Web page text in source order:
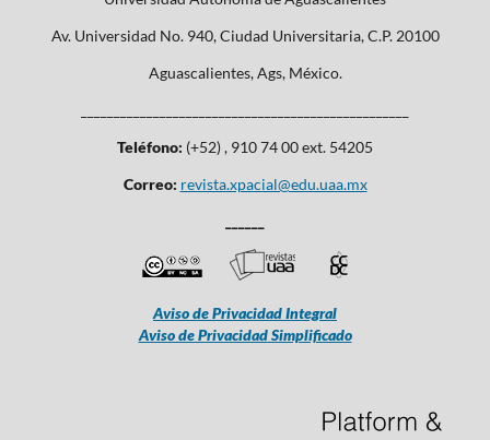
Av. Universidad No. 940, Ciudad Universitaria, C.P. 20100
Aguascalientes, Ags, México.
Teléfono: (+52) , 910 74 00 ext. 54205
Correo: revista.xpacial@edu.uaa.mx
Aviso de Privacidad Integral
Aviso de Privacidad Simplificado